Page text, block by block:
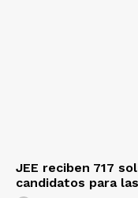
JEE reciben 717
candidatos para